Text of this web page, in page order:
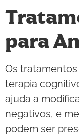
para
Os
terapia
ajuda a
negativos, e
podem ser